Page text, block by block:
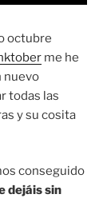
octubre
me he
nuevo
todas las
y su cosita
conseguido
dejáis sin